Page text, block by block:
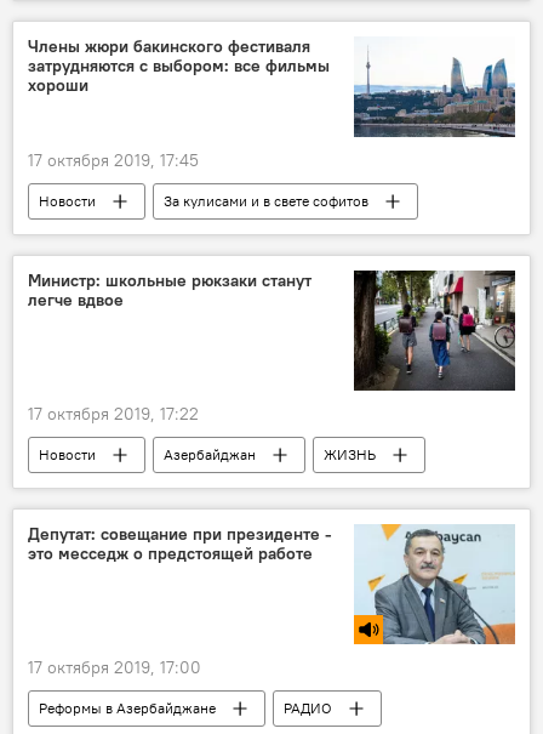
Члены жюри бакинского фестиваля
затрудняются с выбором: все фильмы
хороши
17 октября 2019, 17:45
Новости
За кулисами и в свете софитов
Азербайджан
Культура
ЖИЗНЬ
Новости мира
Баку
Анимация
фестиваль
Министр: школьные рюкзаки станут
легче вдвое
17 октября 2019, 17:22
Новости Азербайджан
ЖИЗНЬ
Министерство образования АР
Учебники
школьный рюкзак
Депутат: совещание при президенте -
это месседж о предстоящей работе
17 октября 2019, 17:00
Реформы в Азербайджане
РАДИО